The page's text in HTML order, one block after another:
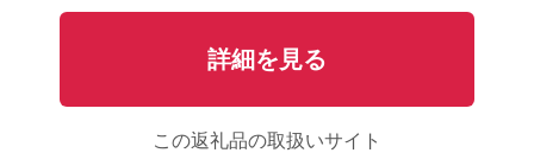
詳細を見る
この返礼品の取扱いサイト